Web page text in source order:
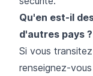
Qu'en est-il
d'autres pays ?
Si vous
renseignez-